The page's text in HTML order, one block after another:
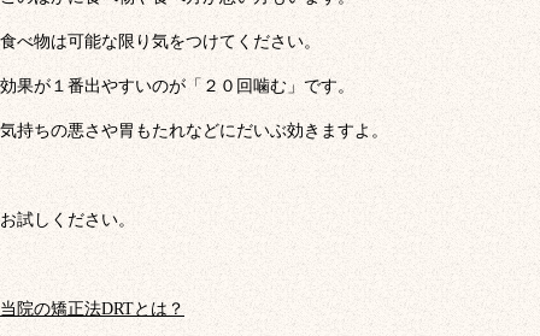
食べ物は可能な限り気をつけてください。
効果が１番出やすいのが「２０回噛む」です。
気持ちの悪さや胃もたれなどにだいぶ効きますよ。
お試しください。
当院の矯正法DRTとは？